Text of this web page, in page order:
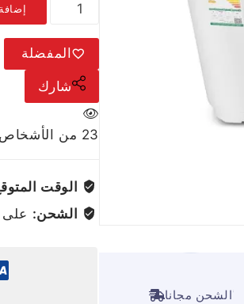
ًالشحن مجانا
المفضلة
شارك
23 من الأشخاص
الوقت
الشحن: على